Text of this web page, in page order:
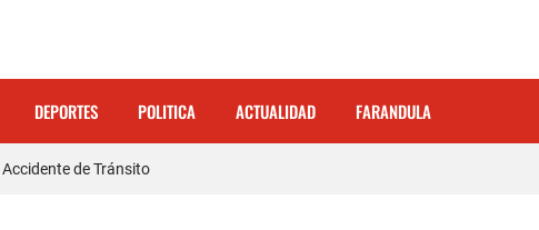
DEPORTES POLITICA ACTUALIDAD FARANDULA
𝗾𝘂𝗲 𝗽𝗮𝗿𝘁𝗶𝗰𝗶𝗽ó 𝗲𝗻 𝗝𝘂𝗲𝗴𝗼𝘀 𝗣𝗮𝗻𝗮𝗺𝗲𝗿𝗶𝗰𝗮𝗻𝗼𝘀 𝗝𝘂𝗻𝗶𝗼𝗿 𝗲𝗻
de Tránsito